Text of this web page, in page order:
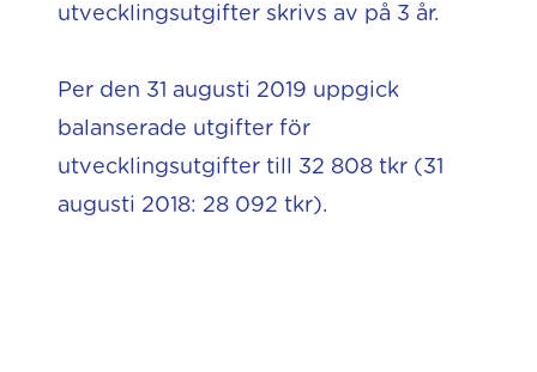
utvecklingsutgifter skrivs av på 3 år.
Per den 31 augusti 2019 uppgick
balanserade utgifter för
utvecklingsutgifter till 32 808 tkr (31
augusti 2018: 28 092 tkr).